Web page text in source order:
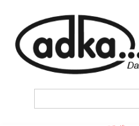
Vyhledávání